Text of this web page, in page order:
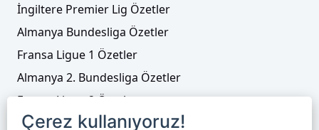
İngiltere Premier Lig Özetler
Almanya Bundesliga Özetler
Fransa Ligue 1 Özetler
Almanya 2. Bundesliga Özetler
Fransa Ligue 2 Özetler
Tenis
Çerez kullanıyoruz!